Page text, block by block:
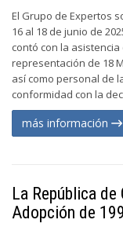
El Grupo de Expertos
16 al 18 de junio de
contó con la
representación de 18
así como personal de
conformidad con la
más información
La República
Adopción de